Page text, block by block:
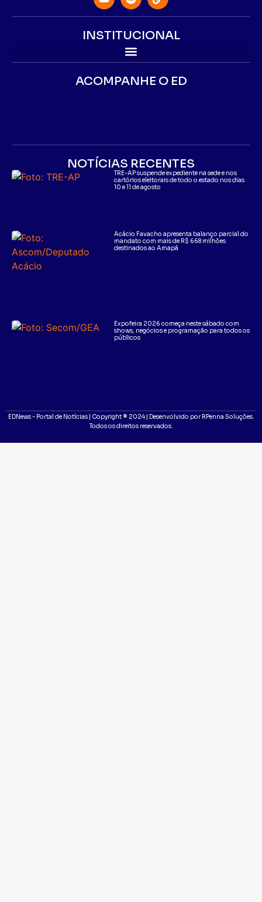
INSTITUCIONAL
ACOMPANHE O ED
NOTÍCIAS RECENTES
TRE-AP suspende expediente na sede e nos
cartórios eleitorais de todo o estado nos dias
10 e 11 de agosto
Acácio Favacho apresenta balanço parcial do
mandato com mais de R$ 668 milhões
destinados ao Amapá
Expofeira 2026 começa neste sábado com
shows, negócios e programação para todos os
públicos
EDNews - Portal de Notícias | Copyright ® 2024 | Desenvolvido por RPenna Soluções.
Todos os direitos reservados.